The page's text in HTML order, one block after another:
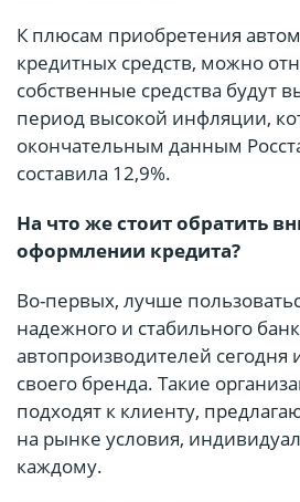
К плюсам приобретения
кредитных средств, можно
собственные средства будут
период высокой инфляции,
окончательным данным
составила 12,9%.
На что же стоит обратить
оформлении кредита?
Во-первых, лучше
надежного и стабильного
автопроизводителей
своего бренда. Такие
подходят к клиенту,
на рынке условия,
каждому.